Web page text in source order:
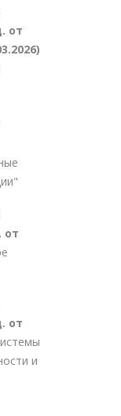
от
от
от
и